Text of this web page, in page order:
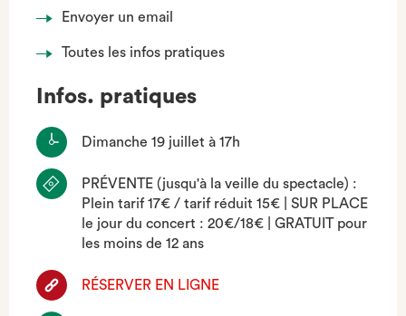
Envoyer un email
Toutes les infos pratiques
Infos. pratiques
Dimanche 19 juillet à 17h
PRÉVENTE (jusqu'à la veille du spectacle) :
Plein tarif 17€ / tarif réduit 15€ | SUR PLACE
le jour du concert : 20€/18€ | GRATUIT pour
les moins de 12 ans
RÉSERVER EN LIGNE